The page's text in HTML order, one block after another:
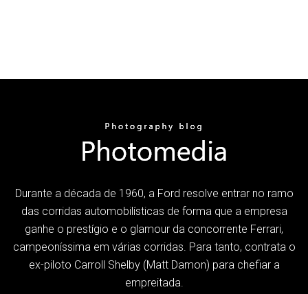
Durante a década de 1960, a Ford resolve entrar no ramo
das corridas automobilísticas de forma que a empresa
ganhe o prestígio e o glamour da concorrente Ferrari,
campeoníssima em várias corridas. Para tanto, contrata o
ex-piloto Carroll Shelby (Matt Damon) para chefiar a
empreitada.